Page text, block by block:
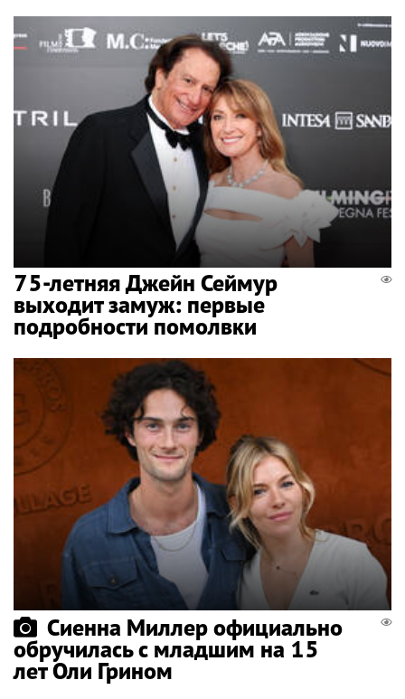
75-летняя Джейн Сеймур
выходит замуж: первые
подробности помолвки
Сиенна Миллер официально
обручилась с младшим на 15
лет Оли Грином